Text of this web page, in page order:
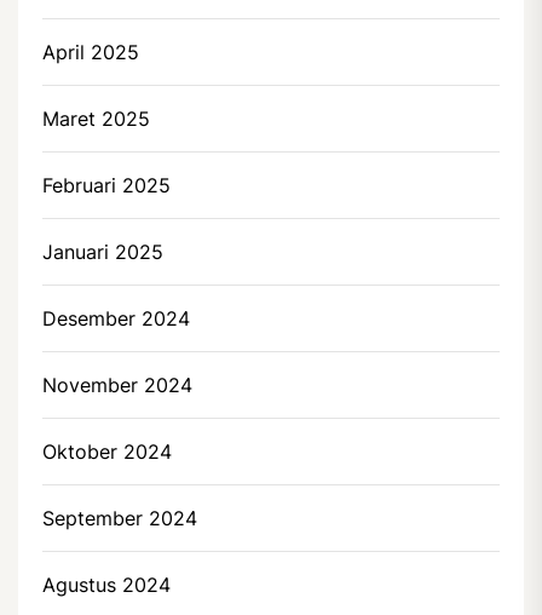
April 2025
Maret 2025
Februari 2025
Januari 2025
Desember 2024
November 2024
Oktober 2024
September 2024
Agustus 2024